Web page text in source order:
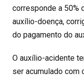
corresponde a 50%
auxílio-doença,
do pagamento do
O auxílio-acidente
ser acumulado com